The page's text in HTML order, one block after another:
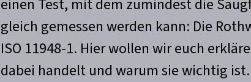
einen Test, mit dem zumindest die
gleich gemessen werden kann: Die
ISO 11948-1. Hier wollen wir euch
dabei handelt und warum sie wichtig ist.